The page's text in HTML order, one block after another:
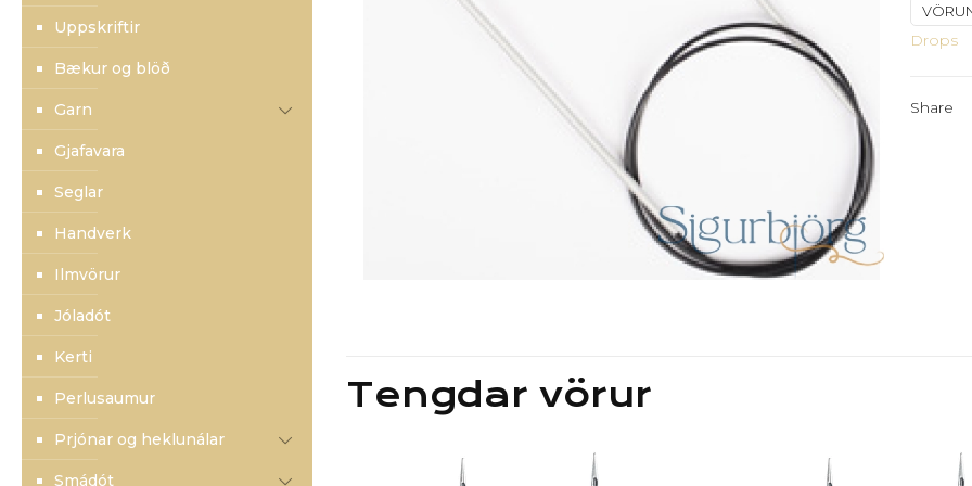
-
3,5
Drops
Share
Tengdar vörur
Uppskriftir
Bækur og blöð
Garn
Gjafavara
Seglar
Handverk
Ilmvörur
Jóladót
Kerti
Perlusaumur
Prjónar og heklunálar
Smádót